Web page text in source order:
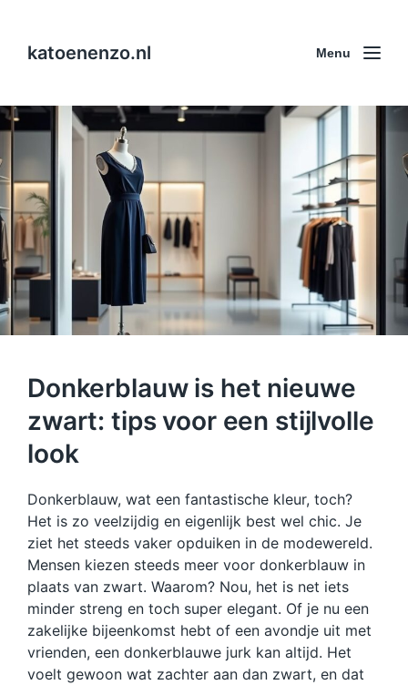
katoenenzo.nl Menu
Donkerblauw is het nieuwe
zwart: tips voor een stijlvolle
look
Donkerblauw, wat een fantastische kleur, toch?
Het is zo veelzijdig en eigenlijk best wel chic. Je
ziet het steeds vaker opduiken in de modewereld.
Mensen kiezen steeds meer voor donkerblauw in
plaats van zwart. Waarom? Nou, het is net iets
minder streng en toch super elegant. Of je nu een
zakelijke bijeenkomst hebt of een avondje uit met
vrienden, een donkerblauwe jurk kan altijd. Het
voelt gewoon wat zachter aan dan zwart, en dat